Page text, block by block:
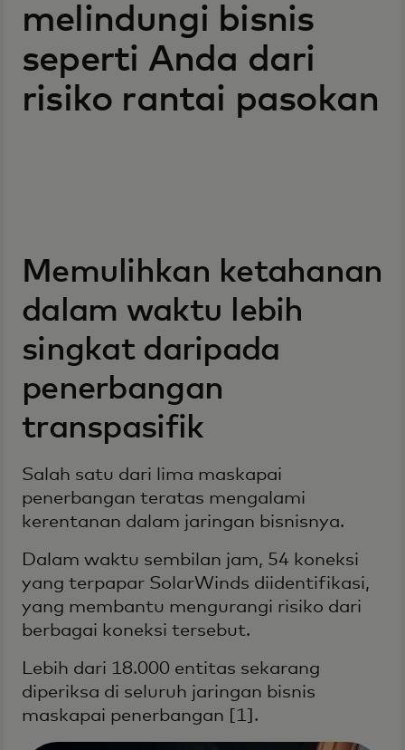
melindungi bisnis
seperti Anda dari
risiko rantai pasokan
Memulihkan ketahanan
dalam waktu lebih
singkat daripada
penerbangan
transpasifik
Salah satu dari lima maskapai
penerbangan teratas mengalami
kerentanan dalam jaringan bisnisnya.
Dalam waktu sembilan jam, 54 koneksi
yang terpapar SolarWinds diidentifikasi,
yang membantu mengurangi risiko dari
berbagai koneksi tersebut.
Lebih dari 18.000 entitas sekarang
diperiksa di seluruh jaringan bisnis
maskapai penerbangan [1].